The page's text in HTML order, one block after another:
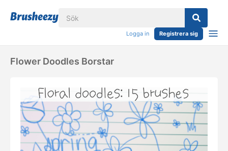
Logga in Registrera sig
Flower Doodles Borstar